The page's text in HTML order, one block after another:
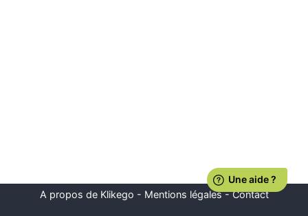
A propos de Klikego - Mentions légales-Contact